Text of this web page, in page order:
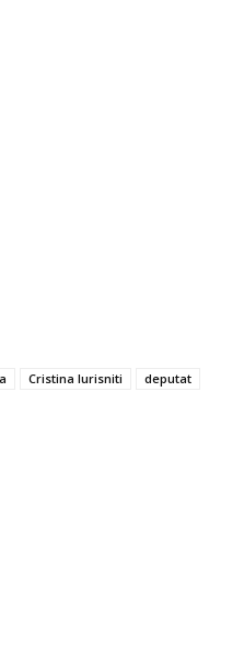
Cristina Iurisniti
deputat